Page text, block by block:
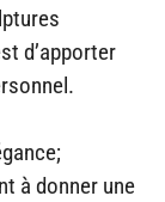
d’apporter
à donner une